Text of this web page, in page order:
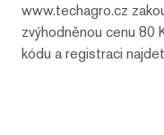
www.techagro.cz
zvýhodněnou cenu 80
kódu a registraci